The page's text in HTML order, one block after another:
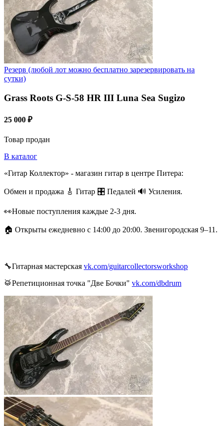
Резерв (любой лот можно бесплатно зарезервировать на
сутки)
Grass Roots G-S-58 HR III Luna Sea Sugizo
25 000 ₽
Товар продан
В каталог
«Гитар Коллектор» - магазин гитар в центре Питера:
Обмен и продажа 🎸 Гитар 🎛 Педалей 🔊 Усиления.
👀Новые поступления каждые 2-3 дня.
🏠 Открыты ежедневно с 14:00 до 20:00. Звенигородская 9–11.
🔧Гитарная мастерская vk.com/guitarcollectorsworkshop
🥁Репетиционная точка "Две Бочки" vk.com/dbdrum